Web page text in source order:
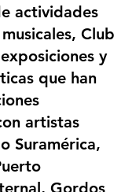
actividades
Club
y
que han
artistas
Suramérica,
Gordos